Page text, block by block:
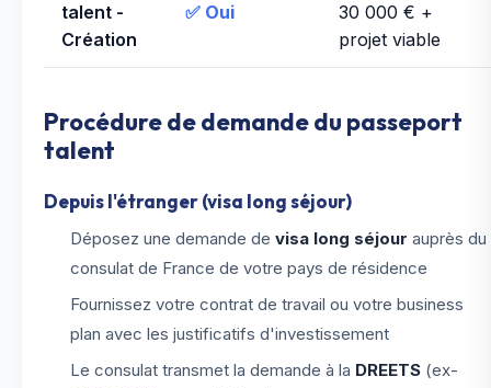
talent -
Création
✅ Oui
30 000 € +
projet viable
Procédure de demande du passeport
talent
Depuis l'étranger (visa long séjour)
Déposez une demande de visa long séjour auprès du
consulat de France de votre pays de résidence
Fournissez votre contrat de travail ou votre business
plan avec les justificatifs d'investissement
Le consulat transmet la demande à la DREETS (ex-